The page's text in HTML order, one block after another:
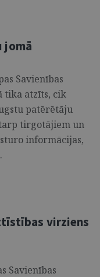
jomā
Savienības
tika atzīts, cik
patērētāju
tirgotājiem un
informācijas,
virziens
Savienības